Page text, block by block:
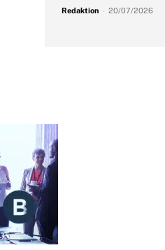
Redaktion 20/07/2026